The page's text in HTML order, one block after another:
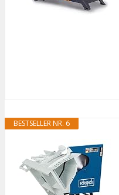
BESTSELLER NR. 6